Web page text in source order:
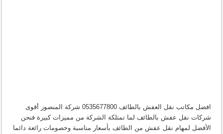
افضل مكاتب نقل العفش بالطائف 0535677800 شركة المنصور أقوى
شركات نقل عفش بالطائف لما تمتلكة الشركة من مميزات كبيرة فنحن
الأفضل لمهام نقل عفش من الطائف بأسعار مناسبة وخصومات رائعة دائما